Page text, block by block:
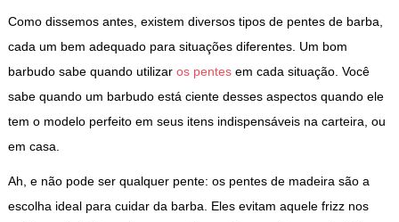
Como dissemos antes, existem diversos tipos de pentes de barba,
cada um bem adequado para situações diferentes. Um bom
barbudo sabe quando utilizar os pentesem cada situação. Você
sabe quando um barbudo está ciente desses aspectos quando ele
tem o modelo perfeito em seus itens indispensáveis na carteira, ou
em casa.
Ah, e não pode ser qualquer pente: os pentes de madeira são a
escolha ideal para cuidar da barba. Eles evitam aquele frizz nos